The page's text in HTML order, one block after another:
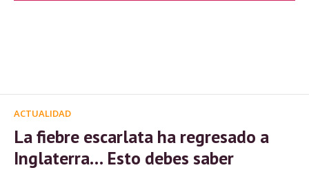
ACTUALIDAD
La fiebre escarlata ha regresado a
Inglaterra… Esto debes saber